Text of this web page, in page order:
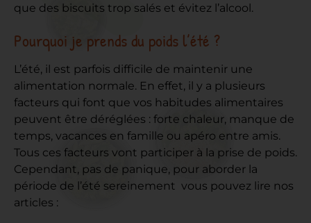
que des biscuits trop salés et évitez l’alcool.
Pourquoi je prends du poids l’été ?
L’été, il est parfois difficile de maintenir une
alimentation normale. En effet, il y a plusieurs
facteurs qui font que vos habitudes alimentaires
peuvent être déréglées : forte chaleur, manque de
temps, vacances en famille ou apéro entre amis.
Tous ces facteurs vont participer à la prise de poids.
Cependant, pas de panique, pour aborder la
période de l’été sereinement vous pouvez lire nos
articles :